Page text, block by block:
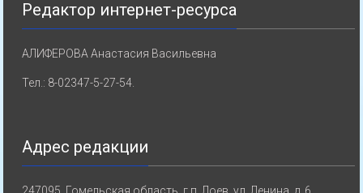
Редактор интернет-ресурса
АЛИФЕРОВА Анастасия Васильевна
Тел.: 8-02347-5-27-54.
Адрес редакции
247095, Гомельская область, г.п. Лоев, ул. Ленина, д. 6.